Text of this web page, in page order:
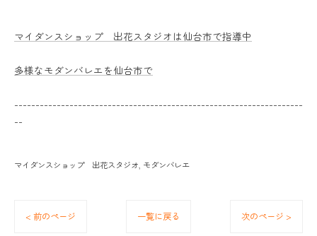
マイダンスショップ 出花スタジオは仙台市で指導中
多様なモダンバレエを仙台市で
--------------------------------------------------------------------
--
マイダンスショップ 出花スタジオ モダンバレエ
< 前のページ 一覧に戻る 次のページ >